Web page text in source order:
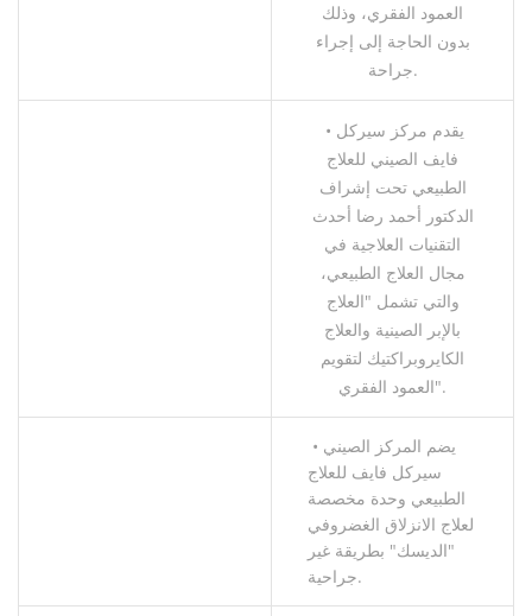
العمود الفقري، وذلك
بدون الحاجة إلى إجراء
جراحة.
• يقدم مركز سيركل
فايف الصيني للعلاج
الطبيعي تحت إشراف
الدكتور أحمد رضا أحدث
التقنيات العلاجية في
مجال العلاج الطبيعي،
والتي تشمل "العلاج
بالإبر الصينية والعلاج
الكايروبراكتيك لتقويم
العمود الفقري".
• يضم المركز الصيني
سيركل فايف للعلاج
الطبيعي وحدة مخصصة
لعلاج الانزلاق الغضروفي
"الديسك" بطريقة غير
جراحية.